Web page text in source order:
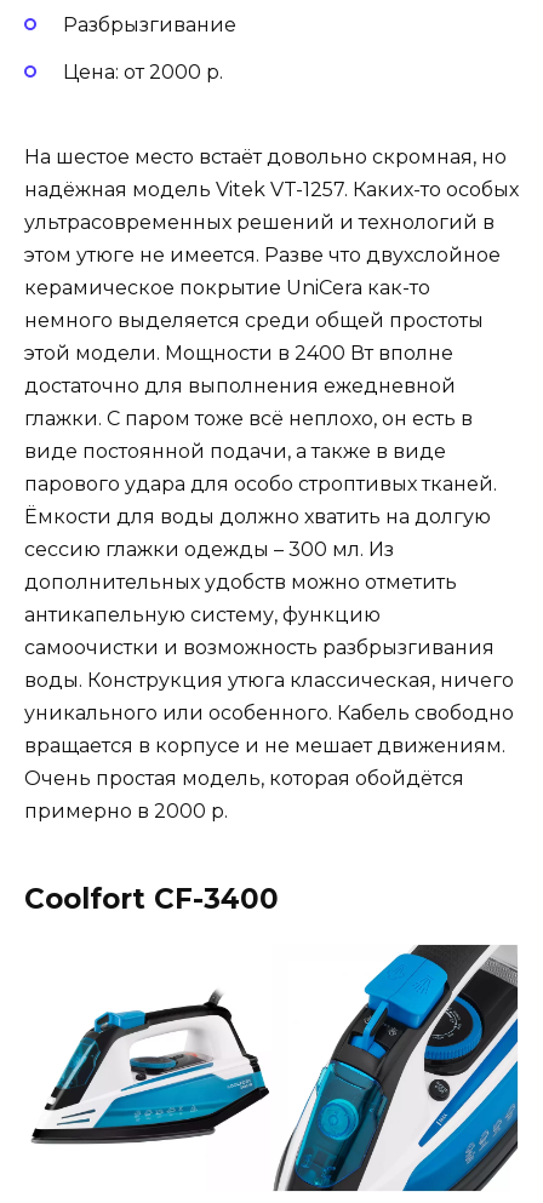
Разбрызгивание
Цена: от 2000 р.
На шестое место встаёт довольно скромная, но
надёжная модель Vitek VT-1257. Каких-то особых
ультрасовременных решений и технологий в
этом утюге не имеется. Разве что двухслойное
керамическое покрытие UniCera как-то
немного выделяется среди общей простоты
этой модели. Мощности в 2400 Вт вполне
достаточно для выполнения ежедневной
глажки. С паром тоже всё неплохо, он есть в
виде постоянной подачи, а также в виде
парового удара для особо строптивых тканей.
Ёмкости для воды должно хватить на долгую
сессию глажки одежды – 300 мл. Из
дополнительных удобств можно отметить
антикапельную систему, функцию
самоочистки и возможность разбрызгивания
воды. Конструкция утюга классическая, ничего
уникального или особенного. Кабель свободно
вращается в корпусе и не мешает движениям.
Очень простая модель, которая обойдётся
примерно в 2000 р.
Coolfort CF-3400